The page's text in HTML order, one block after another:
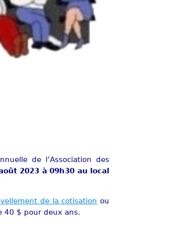
de l’Association des
2023 à 09h30 au local
de la cotisation ou
40 $ pour deux ans.